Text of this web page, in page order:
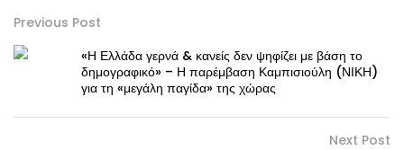
Previous Post
«Η Ελλάδα γερνά & κανείς δεν ψηφίζει με βάση το
δημογραφικό» – Η παρέμβαση Καμπισιούλη (ΝΙΚΗ)
για τη «μεγάλη παγίδα» της χώρας
Next Post